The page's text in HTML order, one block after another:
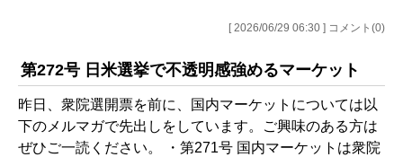
[ 2026/06/29 06:30 ] コメント(0)
第272号 日米選挙で不透明感強めるマーケット
昨日、衆院選開票を前に、国内マーケットについては以
下のメルマガで先出しをしています。ご興味のある方は
ぜひご一読ください。 ・第271号 国内マーケットは衆院